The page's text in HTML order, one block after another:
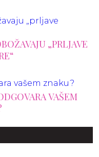
„PRLJAVE
VAŠEM